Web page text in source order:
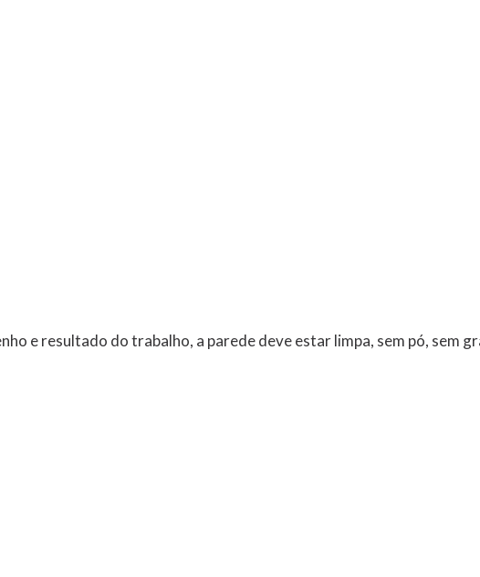
e resultado do trabalho, a parede deve estar limpa, sem pó, sem